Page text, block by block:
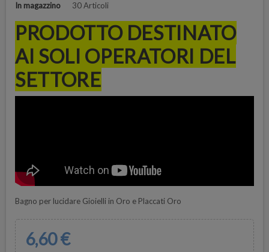
In magazzino
30 Articoli
PRODOTTO DESTINATO
AI SOLI OPERATORI DEL
SETTORE
Bagno per lucidare Gioielli in Oro e Placcati Oro
6,60 €